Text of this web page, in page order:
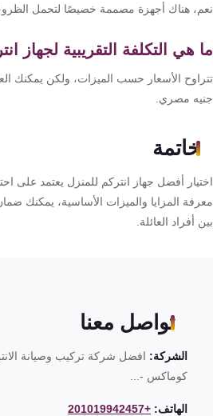
هناك أجهزة مصممة خصيصًا لتحمل الظروف
هي التكلفة التقريبية لجهاز
مصري.
خاتمة
أفضل جهاز انتركم للمنزل يعتمد على
المزايا والميزات الأساسية، يمكنك
أفراد العائلة.
تواصل معنا
الشركة:افضل شركة تركيب وصيانة
كوماكس -...
الهاتف: +201019942457